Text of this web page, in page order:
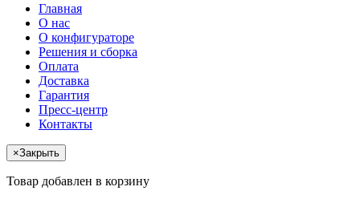
Главная
О нас
О конфигураторе
Решения и сборка
Оплата
Доставка
Гарантия
Пресс-центр
Контакты
×Закрыть
Товар добавлен в корзину